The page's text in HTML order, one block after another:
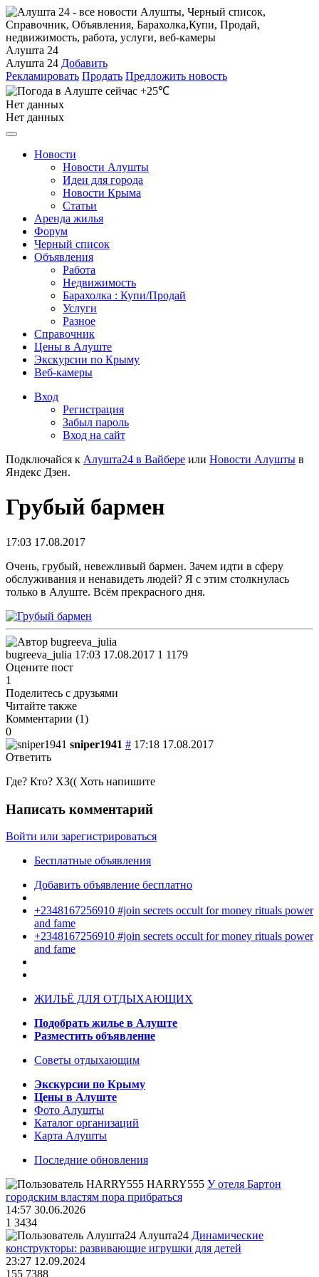
Алушта 24
Алушта 24 Добавить
Рекламировать Продать Предложить новость
+25℃
Нет данных
Нет данных
Новости
Новости Алушты
Идеи для города
Новости Крыма
Статьи
Аренда жилья
Форум
Черный список
Объявления
Работа
Недвижимость
Барахолка : Купи/Продай
Услуги
Разное
Справочник
Цены в Алуште
Экскурсии по Крыму
Веб-камеры
Вход
Регистрация
Забыл пароль
Вход на сайт
Подключайся к Алушта24 в Вайбере или Новости Алушты в
Яндекс Дзен.
Грубый бармен
17:03 17.08.2017
Очень, грубый, невежливый бармен. Зачем идти в сферу
обслуживания и ненавидеть людей? Я с этим столкнулась
только в Алуште. Всём прекрасного дня.
bugreeva_julia 17:03 17.08.2017 1 1179
Оцените пост
1
Поделитесь с друзьями
Читайте также
Комментарии (1)
0
sniper1941 # 17:18 17.08.2017
Ответить
Где? Кто? ХЗ(( Хоть напишите
Написать комментарий
Войти или зарегистрироваться
Бесплатные объявления
Добавить объявление бесплатно
+2348167256910 #join secrets occult for money rituals power
and fame
+2348167256910 #join secrets occult for money rituals power
and fame
ЖИЛЬЁ ДЛЯ ОТДЫХАЮЩИХ
Подобрать жилье в Алуште
Разместить объявление
Советы отдыхающим
Экскурсии по Крыму
Цены в Алуште
Фото Алушты
Каталог организаций
Карта Алушты
Последние обновления
HARRY555 У отеля Бартон
городским властям пора прибраться
14:57 30.06.2026
1 3434
Алушта24 Динамические
конструкторы: развивающие игрушки для детей
23:27 12.09.2024
155 7388